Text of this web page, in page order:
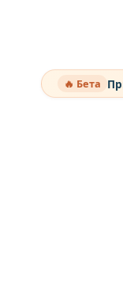
🔥 Бета